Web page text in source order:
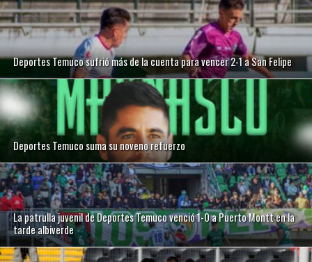
Deportes Temuco sufrió más de la cuenta para vencer 2-1 a San Felipe
Deportes Temuco suma su noveno refuerzo
La patrulla juvenil de Deportes Temuco venció 1-0 a Puerto Montt en la
tarde albiverde